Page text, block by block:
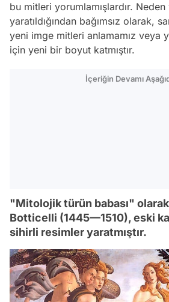
bu mitleri yorumlamışlardır. Neden
yaratıldığından bağımsız olarak,
yeni imge mitleri anlamamız veya
için yeni bir boyut katmıştır.
İçeriğin Devamı
"Mitolojik türün babası"
Botticelli (1445—1510), eski
sihirli resimler yaratmıştır.